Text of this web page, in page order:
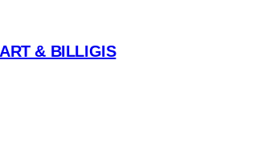
& BILLIGIS